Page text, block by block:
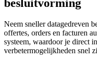
besluitvorming
Neem sneller datagedreven
offertes, orders en facturen
systeem, waardoor je direct
verbetermogelijkheden snel